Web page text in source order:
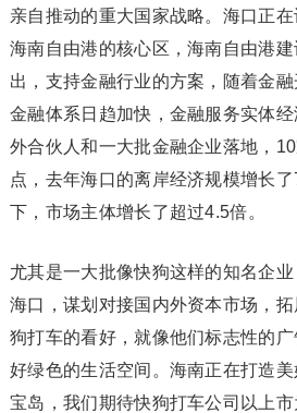
亲自推动的重大国家战略。海口正
海南自由港的核心区，海南自由港
出，支持金融行业的方案，随着金融
金融体系日趋加快，金融服务实体
外合伙人和一大批金融企业落地，
点，去年海口的离岸经济规模增长
下，市场主体增长了超过4.5倍。
尤其是一大批像快狗这样的知名企
海口，谋划对接国内外资本市场，
狗打车的看好，就像他们标志性的
好绿色的生活空间。海南正在打造
宝岛，我们期待快狗打车公司以上